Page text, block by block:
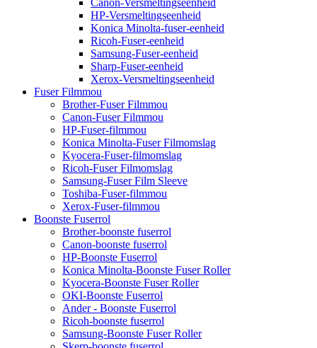
HP-Versmeltingseenheid
Konica Minolta-fuser-eenheid
Ricoh-Fuser-eenheid
Samsung-Fuser-eenheid
Sharp-Fuser-eenheid
Xerox-Versmeltingseenheid
Fuser Filmmou
Brother-Fuser Filmmou
Canon-Fuser Filmmou
HP-Fuser-filmmou
Konica Minolta-Fuser Filmomslag
Kyocera-Fuser-filmomslag
Ricoh-Fuser Filmomslag
Samsung-Fuser Film Sleeve
Toshiba-Fuser-filmmou
Xerox-Fuser-filmmou
Boonste Fuserrol
Brother-boonste fuserrol
Canon-boonste fuserrol
HP-Boonste Fuserrol
Konica Minolta-Boonste Fuser Roller
Kyocera-Boonste Fuser Roller
OKI-Boonste Fuserrol
Ander - Boonste Fuserrol
Ricoh-boonste fuserrol
Samsung-Boonste Fuser Roller